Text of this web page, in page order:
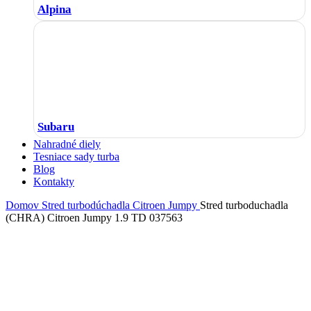
Alpina
Subaru
Nahradné diely
Tesniace sady turba
Blog
Kontakty
Domov Stred turbodúchadla Citroen Jumpy Stred turboduchadla
(CHRA) Citroen Jumpy 1.9 TD 037563